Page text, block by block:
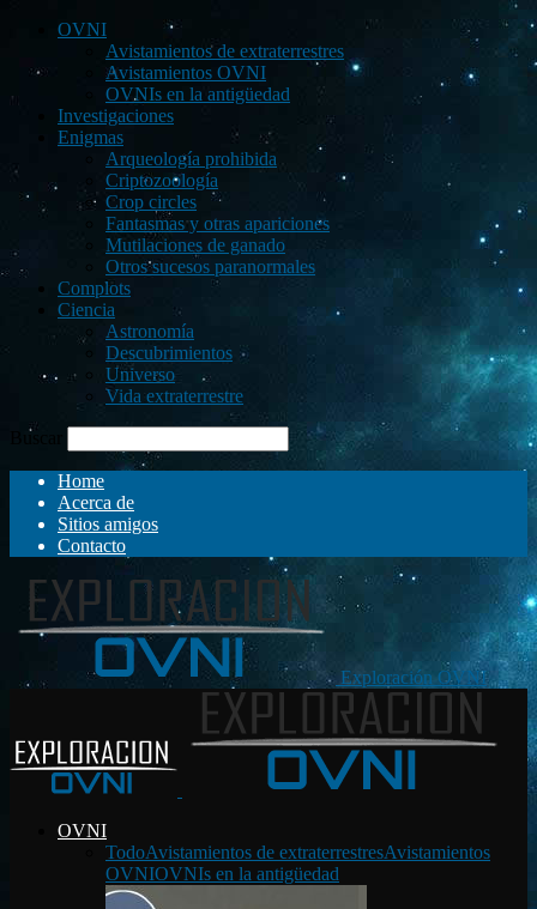
OVNI
Avistamientos de extraterrestres
Avistamientos OVNI
OVNIs en la antigüedad
Investigaciones
Enigmas
Arqueología prohibida
Criptozoología
Crop circles
Fantasmas y otras apariciones
Mutilaciones de ganado
Otros sucesos paranormales
Complots
Ciencia
Astronomía
Descubrimientos
Universo
Vida extraterrestre
Buscar
Home
Acerca de
Sitios amigos
Contacto
Exploración OVNI
OVNI
TodoAvistamientos de extraterrestresAvistamientos
OVNIOVNIs en la antigüedad